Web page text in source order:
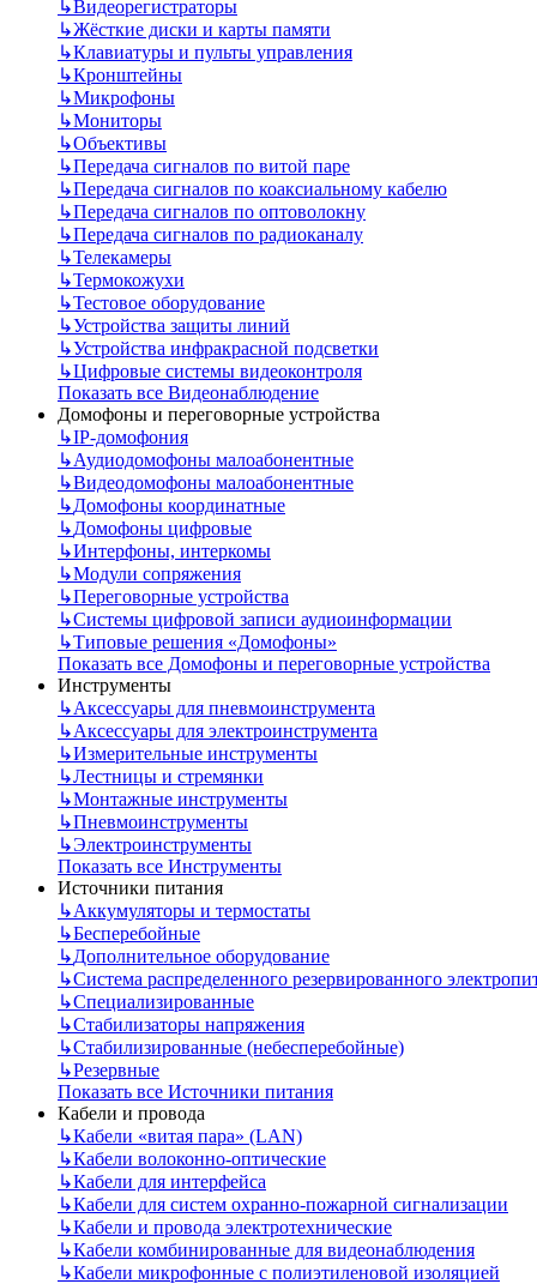
↳Видеорегистраторы
↳Жёсткие диски и карты памяти
↳Клавиатуры и пульты управления
↳Кронштейны
↳Микрофоны
↳Мониторы
↳Объективы
↳Передача сигналов по витой паре
↳Передача сигналов по коаксиальному кабелю
↳Передача сигналов по оптоволокну
↳Передача сигналов по радиоканалу
↳Телекамеры
↳Термокожухи
↳Тестовое оборудование
↳Устройства защиты линий
↳Устройства инфракрасной подсветки
↳Цифровые системы видеоконтроля
Показать все Видеонаблюдение
Домофоны и переговорные устройства
↳IP-домофония
↳Аудиодомофоны малоабонентные
↳Видеодомофоны малоабонентные
↳Домофоны координатные
↳Домофоны цифровые
↳Интерфоны, интеркомы
↳Модули сопряжения
↳Переговорные устройства
↳Системы цифровой записи аудиоинформации
↳Типовые решения «Домофоны»
Показать все Домофоны и переговорные устройства
Инструменты
↳Аксессуары для пневмоинструмента
↳Аксессуары для электроинструмента
↳Измерительные инструменты
↳Лестницы и стремянки
↳Монтажные инструменты
↳Пневмоинструменты
↳Электроинструменты
Показать все Инструменты
Источники питания
↳Аккумуляторы и термостаты
↳Бесперебойные
↳Дополнительное оборудование
↳Система распределенного резервированного
↳Специализированные
↳Стабилизаторы напряжения
↳Стабилизированные (небесперебойные)
↳Резервные
Показать все Источники питания
Кабели и провода
↳Кабели «витая пара» (LAN)
↳Кабели волоконно-оптические
↳Кабели для интерфейса
↳Кабели для систем охранно-пожарной сигнализации
↳Кабели и провода электротехнические
↳Кабели комбинированные для видеонаблюдения
↳Кабели микрофонные с полиэтиленовой изоляцией